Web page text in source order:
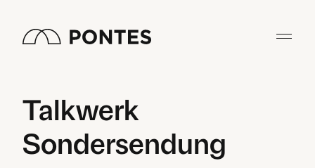
springen
Talkwerk
Sondersendung